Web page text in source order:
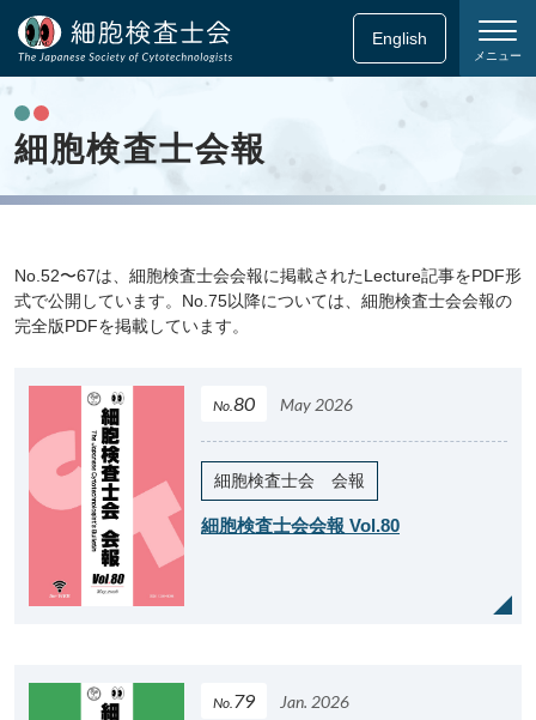
English
メニュー
細胞検査士会報
No.52〜67は、細胞検査士会会報に掲載されたLecture記事をPDF形
式で公開しています。No.75以降については、細胞検査士会会報の
完全版PDFを掲載しています。
No.80 May 2026
細胞検査士会 会報
細胞検査士会会報 Vol.80
No. 79 Jan. 2026